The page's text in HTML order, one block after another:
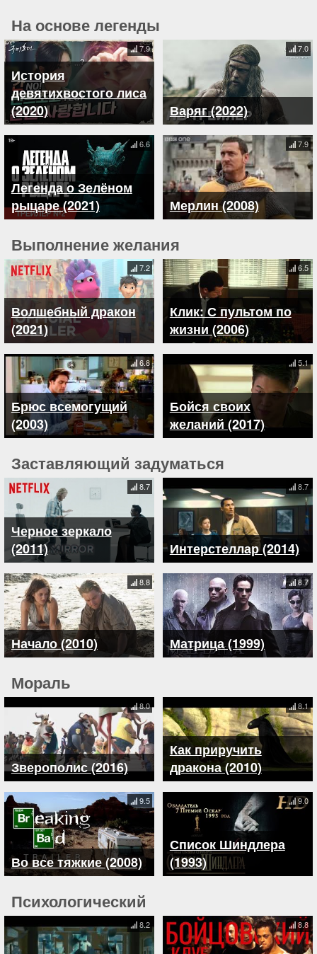
На основе легенды
История
девятихвостого лиса
(2020)
7.9
Варяг (2022)
7.0
Легенда о Зелёном
рыцаре (2021)
6.6
Мерлин (2008)
7.9
Выполнение желания
Волшебный дракон
(2021)
7.2
Клик: С пультом по
жизни (2006)
6.5
Брюс всемогущий
(2003)
6.8
Бойся своих
желаний (2017)
5.1
Заставляющий задуматься
Черное зеркало
(2011)
8.7
Интерстеллар (2014)
8.7
Начало (2010)
8.8
Матрица (1999)
8.7
Мораль
Зверополис (2016)
8.0
Как приручить
дракона (2010)
8.1
Во все тяжкие (2008)
9.5
Список Шиндлера
(1993)
9.0
Психологический
8.2 8.8